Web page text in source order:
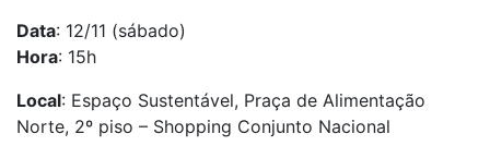
Data: 12/11 (sábado)
Hora: 15h
Local: Espaço Sustentável, Praça de Alimentação
Norte, 2º piso – Shopping Conjunto Nacional